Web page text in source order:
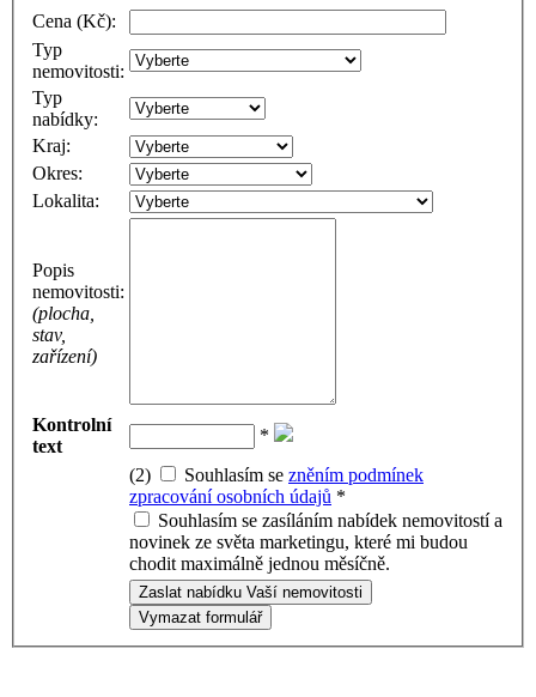
Cena (Kč):
Typ
nemovitosti:
Typ
nabídky:
Kraj:
Okres:
Lokalita:
Popis
nemovitosti:
(plocha,
stav,
zařízení)
Kontrolní
text
*
(2)
Souhlasím se zněním podmínek
zpracování osobních údajů *
Souhlasím se zasíláním nabídek nemovitostí a
novinek ze světa marketingu, které mi budou
chodit maximálně jednou měsíčně.